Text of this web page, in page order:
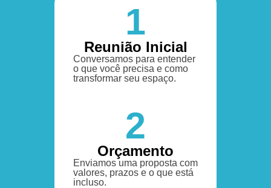
1
Reunião Inicial
Conversamos para entender
o que você precisa e como
transformar seu espaço.
2
Orçamento
Enviamos uma proposta com
valores, prazos e o que está
incluso.